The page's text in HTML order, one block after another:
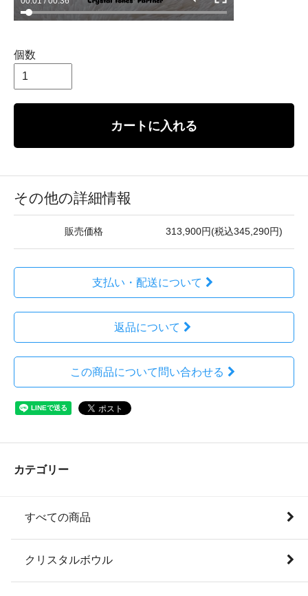
個数
カートに入れる
その他の詳細情報
販売価格 313,900円(税込345,290円)
支払い・配送について
返品について
この商品について問い合わせる
カテゴリー
すべての商品
クリスタルボウル